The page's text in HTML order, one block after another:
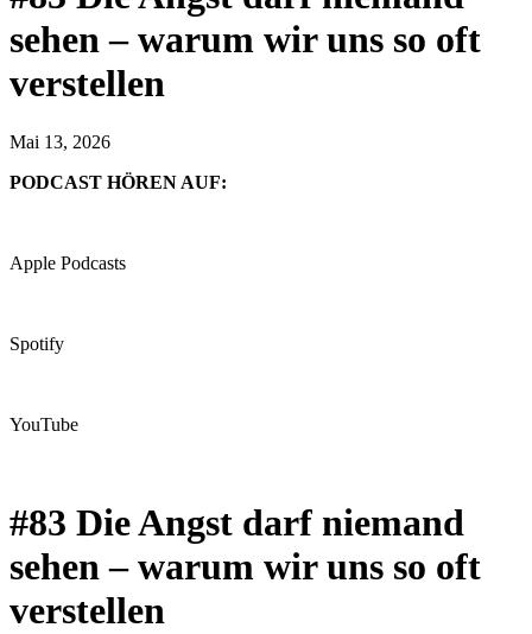
sehen – warum wir uns so oft
verstellen
Mai 13, 2026
PODCAST HÖREN AUF:
Apple Podcasts
Spotify
YouTube
#83 Die Angst darf niemand
sehen – warum wir uns so oft
verstellen